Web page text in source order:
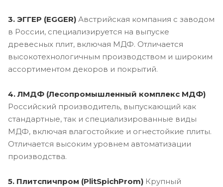
3. ЭГГЕР (EGGER) Австрийская компания с заводом
в России, специализируется на выпуске
древесных плит, включая МДФ. Отличается
высокотехнологичным производством и широким
ассортиментом декоров и покрытий.
4. ЛМДФ (Лесопромышленный комплекс МДФ)
Российский производитель, выпускающий как
стандартные, так и специализированные виды
МДФ, включая влагостойкие и огнестойкие плиты.
Отличается высоким уровнем автоматизации
производства.
5. Плитспичпром (PlitSpichProm) Крупный